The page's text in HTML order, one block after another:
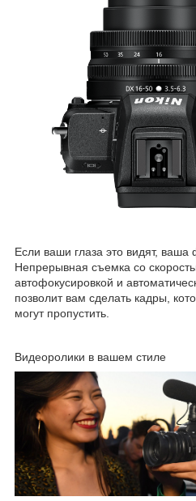
Если ваши глаза это видят, ваша
Непрерывная съемка со
автофокусировкой и
позволит вам сделать кадры,
могут пропустить.
Видеоролики в вашем стиле